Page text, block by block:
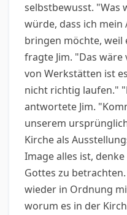
selbstbewusst. "Was
würde, dass ich
bringen möchte, weil
fragte Jim. "Das
von Werkstätten ist
nicht richtig laufen."
antwortete Jim.
unserem
Kirche als
Image alles ist,
Gottes zu
wieder in Ordnung
worum es in der